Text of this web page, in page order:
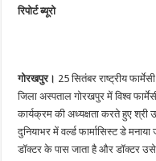
रिपोर्ट ब्यूरो
गोरखपुर। 25 सितंबर राष्ट्रीय
जिला अस्पताल गोरखपुर में विश्व
कार्यक्रम की अध्यक्षता करते हुए श्री
दुनियाभर में वर्ल्ड फार्मासिस्ट डे मनाया
डॉक्टर के पास जाता है और डॉक्टर